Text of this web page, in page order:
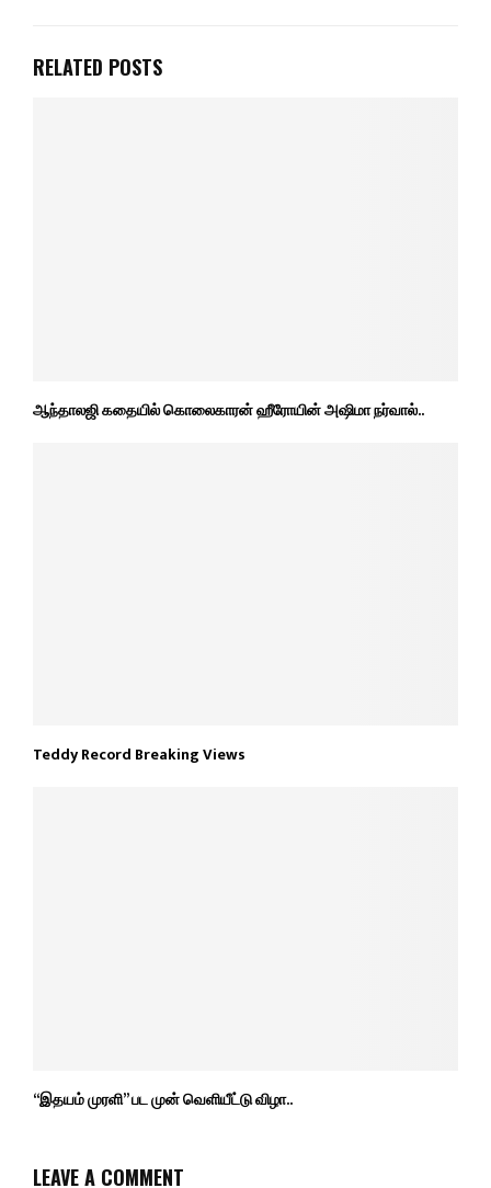
RELATED POSTS
ஆந்தாலஜி கதையில் கொலைகாரன் ஹீரோயின் அஷிமா நர்வால்..
Teddy Record Breaking Views
“இதயம் முரளி” பட முன் வெளியீட்டு விழா..
LEAVE A COMMENT